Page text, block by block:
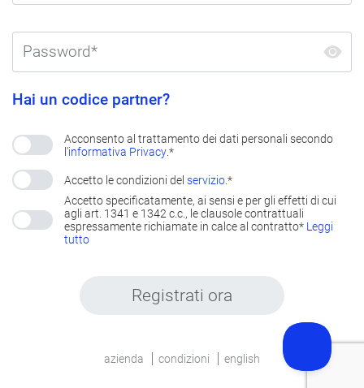
Hai un codice partner?
Acconsento al trattamento dei dati personali secondo
l'informativa Privacy.*
Accetto le condizioni del servizio.*
Accetto specificatamente, ai sensi e per gli effetti di cui
agli art. 1341 e 1342 c.c., le clausole contrattuali
espressamente richiamate in calce al contratto* Leggi
tutto
Registrati ora
azienda condizioni english